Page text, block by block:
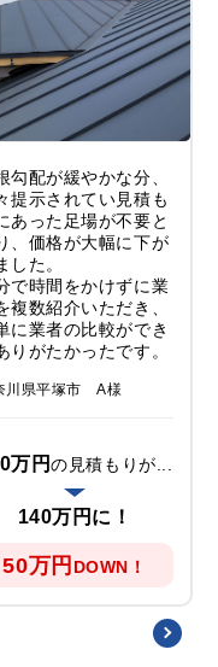
勾配が緩やかな分、
提示されてい見積も
あった足場が不要と
、価格が大幅に下が
した。
で時間をかけずに業
複数紹介いただき、
に業者の比較ができ
りがたかったです。
川県平塚市 A様
万円の見積もりが...
140万円に！
50万円 DOWN！